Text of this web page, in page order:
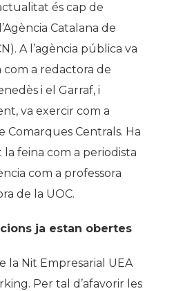
és cap de
Catalana de
A l’agència pública va
com a redactora de
i el Garraf, i
va exercir com a
Comarques Centrals. Ha
feina com a periodista
com a professora
de la UOC.
ja estan obertes
la Nit Empresarial UEA
Per tal d’afavorir les